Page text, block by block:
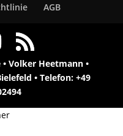
AGB
Volker Heetmann •
• Telefon: +49